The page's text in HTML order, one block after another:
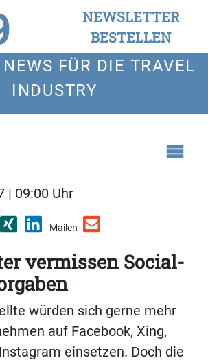
NEWSLETTER
BESTELLEN
FÜR DIE TRAVEL
INDUSTRY
| 09:00 Uhr
Mailen
vermissen Social-
würden sich gerne mehr
auf Facebook, Xing,
einsetzen. Doch die